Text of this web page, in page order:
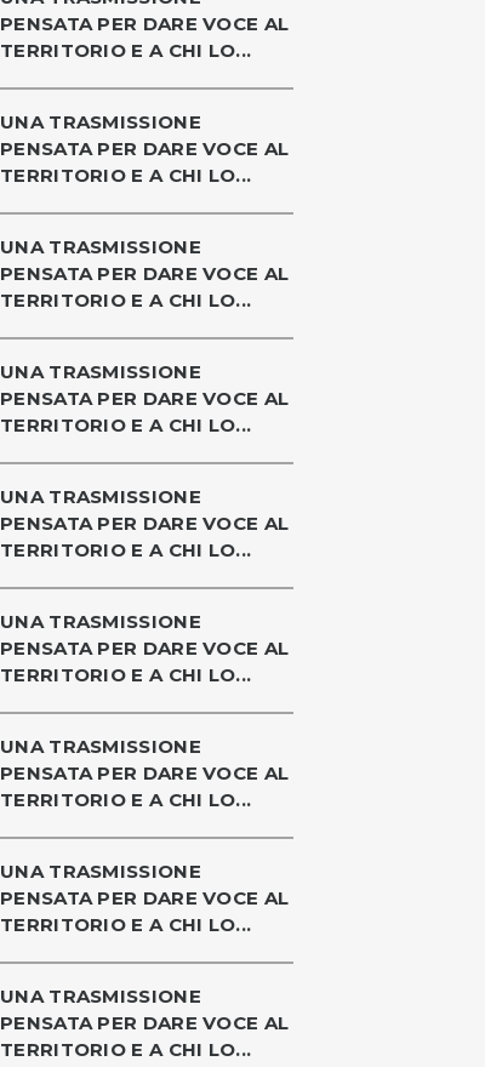
PENSATA PER DARE VOCE AL
TERRITORIO E A CHI LO...
UNA TRASMISSIONE
PENSATA PER DARE VOCE AL
TERRITORIO E A CHI LO...
UNA TRASMISSIONE
PENSATA PER DARE VOCE AL
TERRITORIO E A CHI LO...
UNA TRASMISSIONE
PENSATA PER DARE VOCE AL
TERRITORIO E A CHI LO...
UNA TRASMISSIONE
PENSATA PER DARE VOCE AL
TERRITORIO E A CHI LO...
UNA TRASMISSIONE
PENSATA PER DARE VOCE AL
TERRITORIO E A CHI LO...
UNA TRASMISSIONE
PENSATA PER DARE VOCE AL
TERRITORIO E A CHI LO...
UNA TRASMISSIONE
PENSATA PER DARE VOCE AL
TERRITORIO E A CHI LO...
UNA TRASMISSIONE
PENSATA PER DARE VOCE AL
TERRITORIO E A CHI LO...